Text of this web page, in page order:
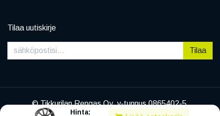
Hinta:
Tilaa uutiskirje
Tilaa
© Tikkurilan Rengas Oy, y-tunnus 0865402-5